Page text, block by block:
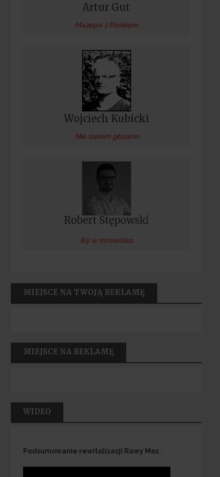
Artur Gut
Mazepa z Paskiem
Wojciech Kubicki
Nie swoim głosem
Kij w mrowisko
MIEJSCE NA TWOJĄ REKLAMĘ
MIEJSCE NA REKLAMĘ
WIDEO
Podsumowanie rewitalizacji Rawy Maz.